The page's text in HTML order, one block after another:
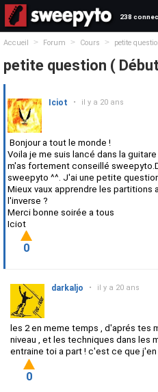
238
Accueil > Forum > Cours > petite
petite question (
Iciot • il y a 20 ans
Bonjour a tout le monde !
Voila je me suis lancé dans la
m'as fortement conseillé
sweepyto ^^. J'ai une petite
Mieux vaux apprendre les partitions
l'inverse ?
Merci bonne soirée a tous
Iciot
0
darkaljo • il y a 20 ans
les 2 en meme temps , d'aprés tes
niveau , et les techniques dans les
entraine toi a part ! c'est ce que
0